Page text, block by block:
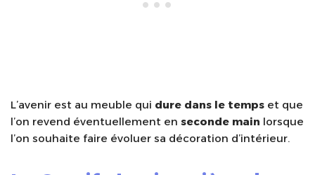
L’avenir est au meuble qui dure dans le temps et que
l’on revend éventuellement en seconde main lorsque
l’on souhaite faire évoluer sa décoration d’intérieur.